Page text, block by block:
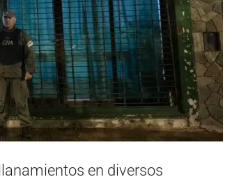
en diversos